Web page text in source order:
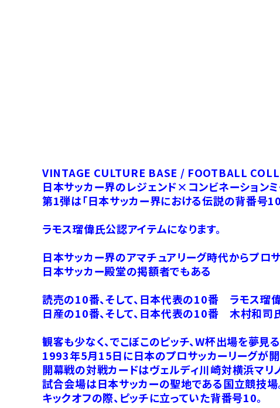
VINTAGE CULTURE BASE / FOOTBALL
日本サッカー界のレジェンド×コンビネーション
第1弾は「日本サッカー界における伝説の背番号10
ラモス瑠偉氏公認アイテムになります。
日本サッカー界のアマチュアリーグ時代からプロ
日本サッカー殿堂の掲額者でもある
読売の10番、そして、日本代表の10番 ラモス瑠
日産の10番、そして、日本代表の10番 木村和司
観客も少なく、でこぼこのピッチ、W杯出場を夢
1993年5月15日に日本のプロサッカーリーグが開
開幕戦の対戦カードはヴェルディ川崎対横浜マリ
試合会場は日本サッカーの聖地である国立競技場
キックオフの際、ピッチに立っていた背番号10。